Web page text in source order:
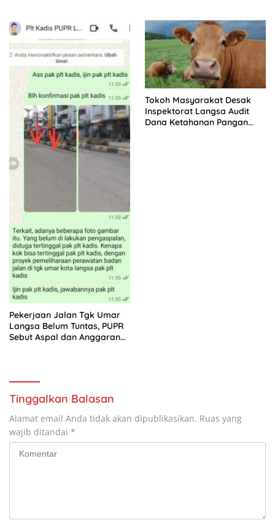
Pekerjaan Jalan Tgk Umar
Langsa Belum Tuntas, PUPR
Sebut Aspal dan Anggaran
Tokoh Masyarakat Desak
Inspektorat Langsa Audit
Dana Ketahanan Pangan
Tinggalkan Balasan
Alamat email Anda tidak akan dipublikasikan. Ruas yang
wajib ditandai *